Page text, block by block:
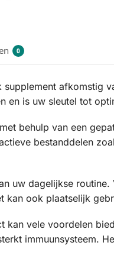
0
afkomstig
en is uw sleutel tot
behulp van een
bestanddelen
uw dagelijkse
kan ook plaatselijk
kan vele voordelen
immuunsysteem.